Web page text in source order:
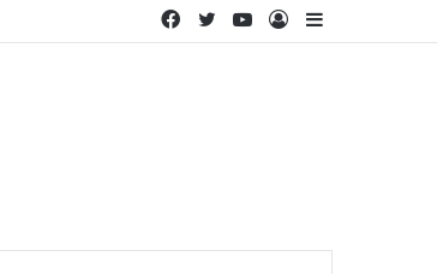
Kenar
Kayıt
YouTube
Twitter
Facebook